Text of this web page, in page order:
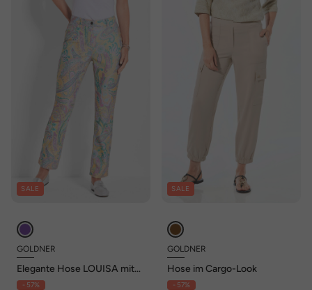
SALE
GOLDNER
Elegante Hose LOUISA mit
Paisley-Muster
- 57%
SALE
GOLDNER
Hose im Cargo-Look
- 57%